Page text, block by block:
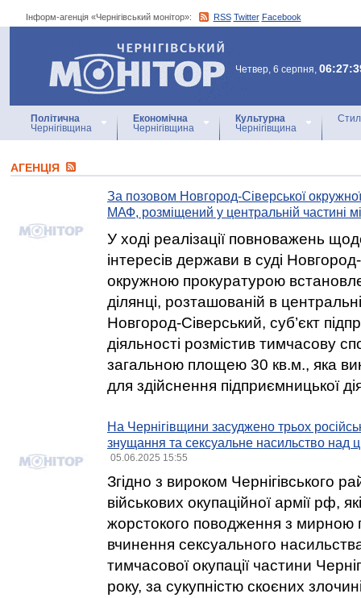
Інформ-агенція «Чернігівський монітор»: RSS Twitter Facebook
Інформ-агенція
«Чернігівський монітор»
Четвер, 6 серпня,
Політична
Чернігівщина
Економічна
Чернігівщина
Культурна
Чернігівщина
АГЕНЦIЯ
За позовом Новгород-Сіверської
МАФ, розміщений у центральній частині
У ході реалізації повноважень
інтересів держави в суді
окружною прокуратурою
ділянці, розташованій в
Новгород-Сіверський, суб’єкт
діяльності розмістив тимчасову
загальною площею 30 кв.м., яка
для здійснення підприємницької
На Чернігівщини засуджено трьох
знущання та сексуальне насильство над
05.06.2025 15:55
Згідно з вироком Чернігівського
військових окупаційної армії рф,
жорстокого поводження з мирною
вчинення сексуального
тимчасової окупації частини
року, за сукупністю скоєних